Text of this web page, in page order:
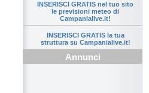
INSERISCI GRATIS nel tuo sito
le previsioni meteo di
Campanialive.it!
INSERISCI GRATIS la tua
struttura su Campanialive.it!
Annunci